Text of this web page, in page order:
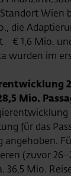
Wien
die
1,6 Mio.
wurden im
Mio.
für das
(zuvor
36,5 Mio.